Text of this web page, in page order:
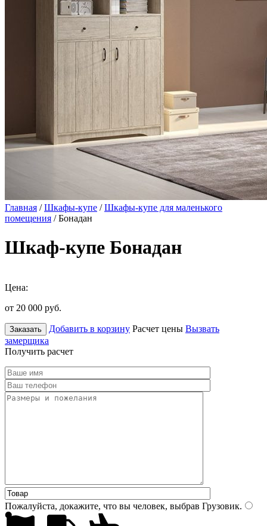
Главная /Шкафы-купе /Шкафы-купе для маленького
помещения / Бонадан
Шкаф-купе Бонадан
Цена:
от 20 000 руб.
Заказать Добавить в корзину Расчет цены Вызвать
замерщика
Получить расчет
Пожалуйста, докажите, что вы человек, выбрав Грузовик.